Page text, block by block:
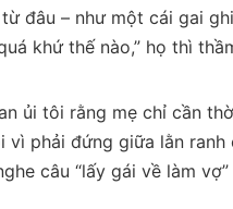
đâu – như một cái gai
khứ thế nào,” họ thì
ủi tôi rằng mẹ chỉ cần
vì phải đứng giữa lằn
câu “lấy gái về làm